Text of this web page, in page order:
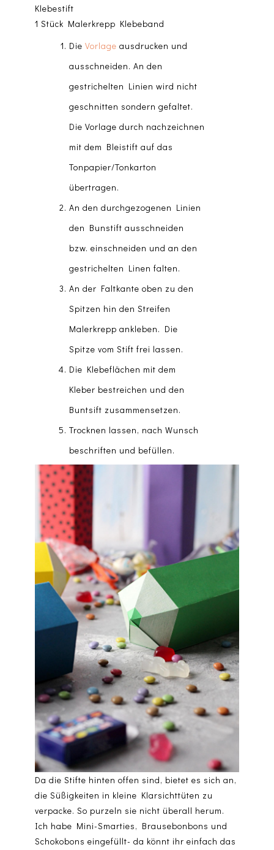
Klebestift
1 Stück Malerkrepp Klebeband
Die Vorlage ausdrucken und
ausschneiden. An den
gestrichelten Linien wird nicht
geschnitten sondern gefaltet.
Die Vorlage durch nachzeichnen
mit dem Bleistift auf das
Tonpapier/Tonkarton
übertragen.
An den durchgezogenen Linien
den Bunstift ausschneiden
bzw. einschneiden und an den
gestrichelten Linen falten.
An der Faltkante oben zu den
Spitzen hin den Streifen
Malerkrepp ankleben. Die
Spitze vom Stift frei lassen.
Die Klebeflächen mit dem
Kleber bestreichen und den
Buntsift zusammensetzen.
Trocknen lassen, nach Wunsch
beschriften und befüllen.
Da die Stifte hinten offen sind, bietet es sich an,
die Süßigkeiten in kleine Klarsichttüten zu
verpacke. So purzeln sie nicht überall herum.
Ich habe Mini-Smarties, Brausebonbons und
Schokobons eingefüllt- da könnt ihr einfach das